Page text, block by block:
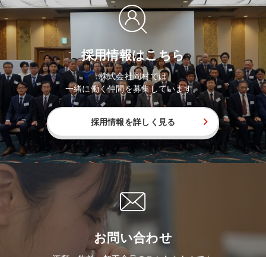
採用情報はこちら
株式会社岡村では
一緒に働く仲間を募集しています。
採用情報を詳しく見る
お問い合わせ